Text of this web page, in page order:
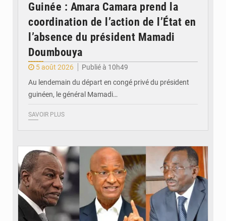
Guinée : Amara Camara prend la
coordination de l’action de l’État en
l’absence du président Mamadi
Doumbouya
5 août 2026
Publié à 10h49
Au lendemain du départ en congé privé du président
guinéen, le général Mamadi…
SAVOIR PLUS